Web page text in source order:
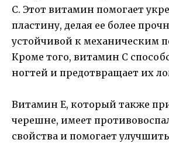
С. Этот витамин помогает
пластину, делая ее более
устойчивой к механическим
Кроме того, витамин С
ногтей и предотвращает их
Витамин Е, который также
черешне, имеет
свойства и помогает улучшить